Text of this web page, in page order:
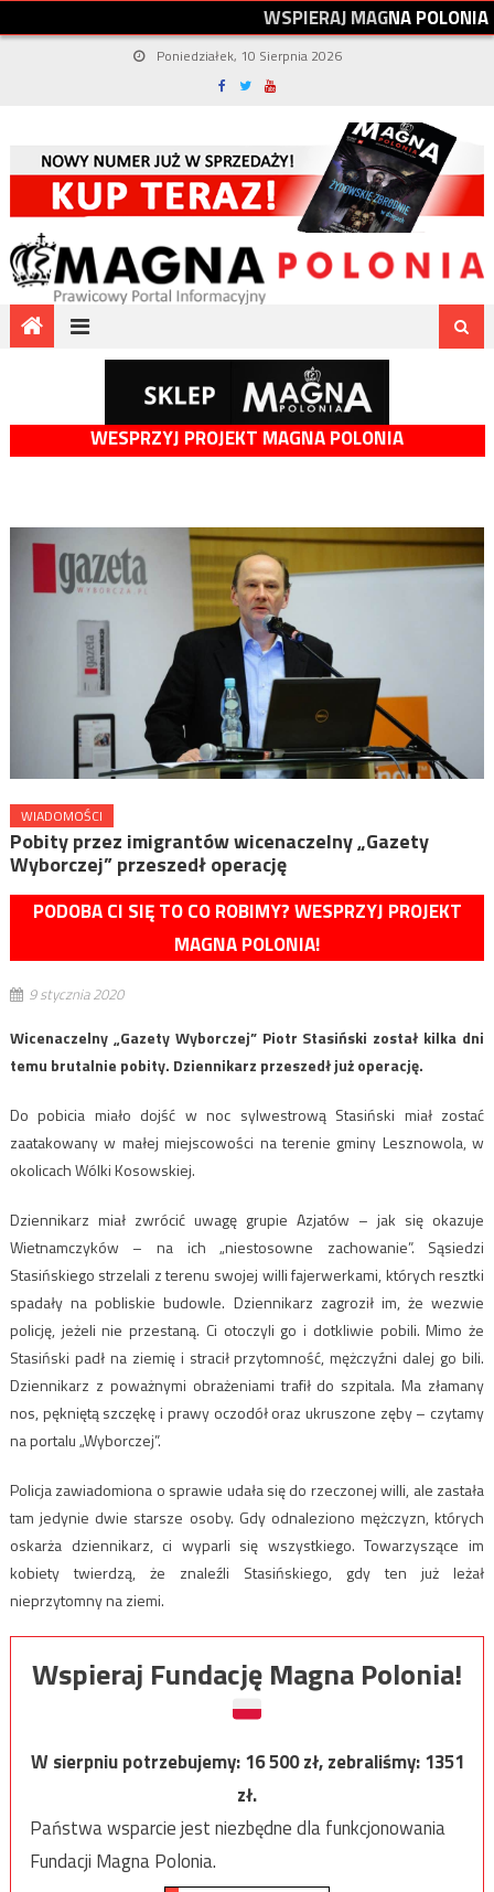
WSPIERAJMAGNAPOLONIA
Poniedziałek, 10 Sierpnia 2026
WESPRZYJ PROJEKT MAGNA POLONIA
WIADOMOŚCI
Pobity przez imigrantów wicenaczelny „Gazety
Wyborczej” przeszedł operację
PODOBA CI SIĘ TO CO ROBIMY? WESPRZYJ PROJEKT
MAGNA POLONIA!
9 stycznia 2020
Wicenaczelny „Gazety Wyborczej” Piotr Stasiński został kilka dni
temu brutalnie pobity. Dziennikarz przeszedł już operację.
Do pobicia miało dojść w noc sylwestrową Stasiński miał zostać
zaatakowany w małej miejscowości na terenie gminy Lesznowola, w
okolicach Wólki Kosowskiej.
Dziennikarz miał zwrócić uwagę grupie Azjatów – jak się okazuje
Wietnamczyków – na ich „niestosowne zachowanie”. Sąsiedzi
Stasińskiego strzelali z terenu swojej willi fajerwerkami, których resztki
spadały na pobliskie budowle. Dziennikarz zagroził im, że wezwie
policję, jeżeli nie przestaną. Ci otoczyli go i dotkliwie pobili. Mimo że
Stasiński padł na ziemię i stracił przytomność, mężczyźni dalej go bili.
Dziennikarz z poważnymi obrażeniami trafił do szpitala. Ma złamany
nos, pękniętą szczękę i prawy oczodół oraz ukruszone zęby – czytamy
na portalu „Wyborczej”.
Policja zawiadomiona o sprawie udała się do rzeczonej willi, ale zastała
tam jedynie dwie starsze osoby. Gdy odnaleziono mężczyzn, których
oskarża dziennikarz, ci wyparli się wszystkiego. Towarzyszące im
kobiety twierdzą, że znaleźli Stasińskiego, gdy ten już leżał
nieprzytomny na ziemi.
Wspieraj Fundację Magna Polonia!
W sierpniu potrzebujemy:16 500zł, zebraliśmy:1351
zł.
Państwa wsparcie jest niezbędne dla funkcjonowania
Fundacji Magna Polonia.